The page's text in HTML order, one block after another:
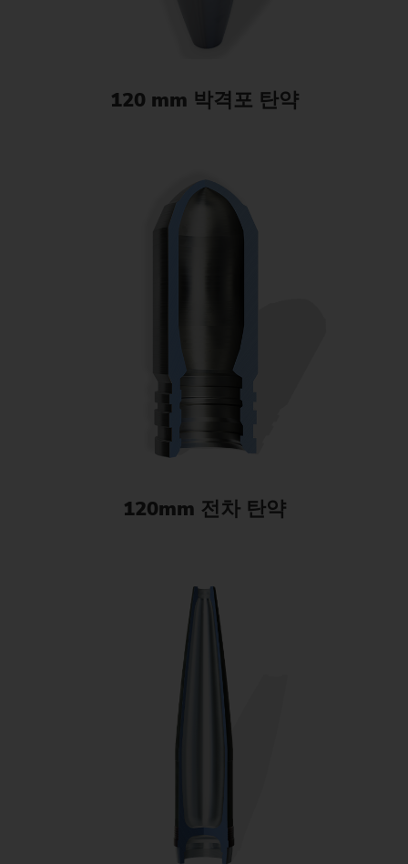
120 mm 박격포 탄약
120mm 전차 탄약